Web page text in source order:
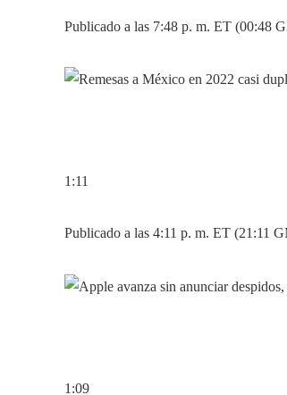
Publicado a las 7:48 p. m. ET (00:48
1:11
Publicado a las 4:11 p. m. ET (21:11
1:09